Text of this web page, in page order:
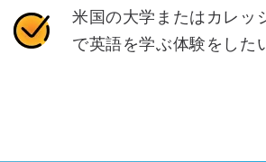
米国の大学またはカレッ
で英語を学ぶ体験をした